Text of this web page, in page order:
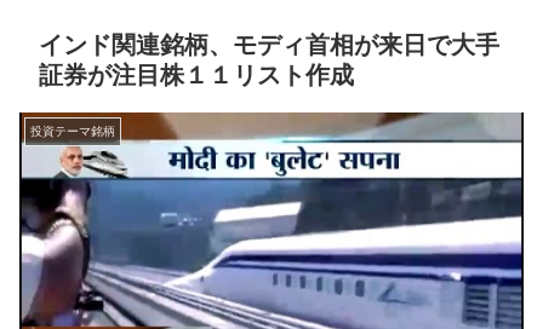
インド関連銘柄、モディ首相が来日で大手
証券が注目株１１リスト作成
投資テーマ銘柄